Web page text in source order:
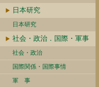
日本研究
日本研究
社会・政治．国際・軍事
社会・政治
国際関係・国際事情
軍 事